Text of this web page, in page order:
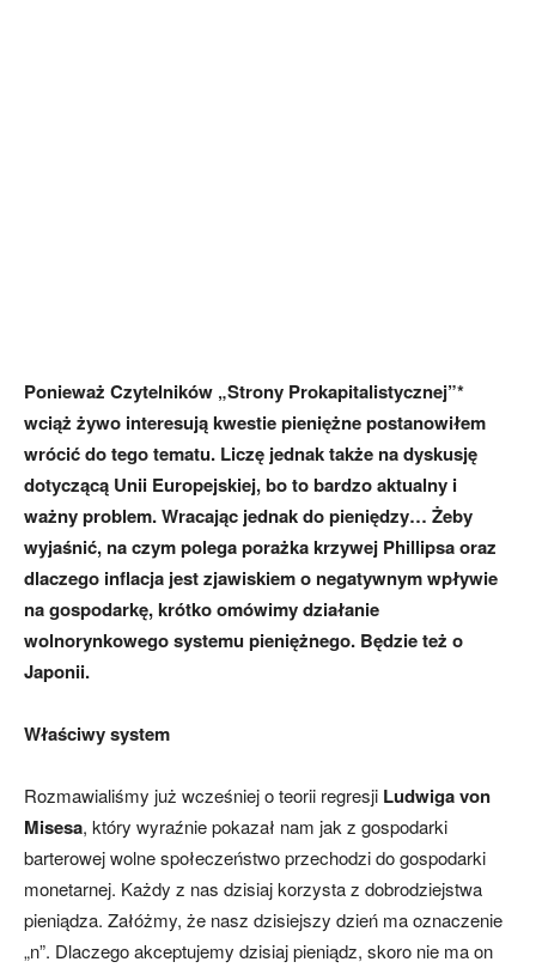
Ponieważ Czytelników „Strony Prokapitalistycznej”*
wciąż żywo interesują kwestie pieniężne postanowiłem
wrócić do tego tematu. Liczę jednak także na dyskusję
dotyczącą Unii Europejskiej, bo to bardzo aktualny i
ważny problem. Wracając jednak do pieniędzy… Żeby
wyjaśnić, na czym polega porażka krzywej Phillipsa oraz
dlaczego inflacja jest zjawiskiem o negatywnym wpływie
na gospodarkę, krótko omówimy działanie
wolnorynkowego systemu pieniężnego. Będzie też o
Japonii.
Właściwy system
Rozmawialiśmy już wcześniej o teorii regresji Ludwiga von
Misesa, który wyraźnie pokazał nam jak z gospodarki
barterowej wolne społeczeństwo przechodzi do gospodarki
monetarnej. Każdy z nas dzisiaj korzysta z dobrodziejstwa
pieniądza. Załóżmy, że nasz dzisiejszy dzień ma oznaczenie
„n”. Dlaczego akceptujemy dzisiaj pieniądz, skoro nie ma on